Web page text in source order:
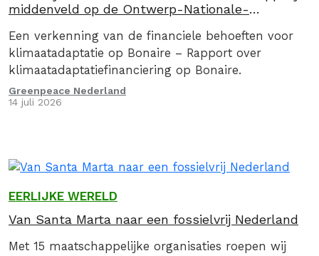
middenveld op de Ontwerp-Nationale-
Een verkenning van de financiele behoeften voor
klimaatadaptatie op Bonaire – Rapport over
klimaatadaptatiefinanciering op Bonaire.
Greenpeace Nederland
14 juli 2026
EERLIJKE WERELD
Van Santa Marta naar een fossielvrij Nederland
Met 15 maatschappelijke organisaties roepen wij